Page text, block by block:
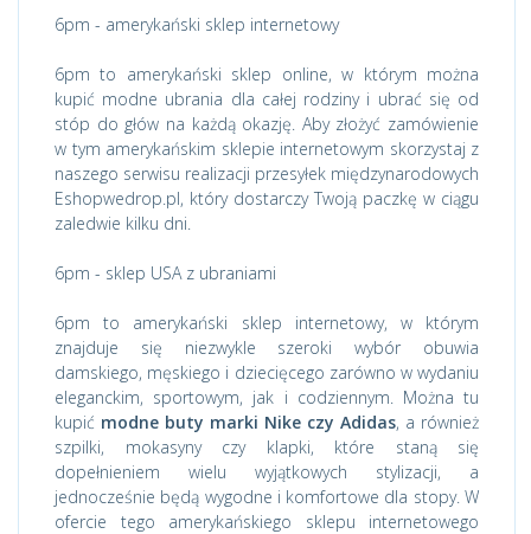
6pm - amerykański sklep internetowy
6pm to amerykański sklep online, w którym można
kupić modne ubrania dla całej rodziny i ubrać się od
stóp do głów na każdą okazję. Aby złożyć zamówienie
w tym amerykańskim sklepie internetowym skorzystaj z
naszego serwisu realizacji przesyłek międzynarodowych
Eshopwedrop.pl, który dostarczy Twoją paczkę w ciągu
zaledwie kilku dni.
6pm - sklep USA z ubraniami
6pm to amerykański sklep internetowy, w którym
znajduje się niezwykle szeroki wybór obuwia
damskiego, męskiego i dziecięcego zarówno w wydaniu
eleganckim, sportowym, jak i codziennym. Można tu
kupić modne buty marki Nike czy Adidas, a również
szpilki, mokasyny czy klapki, które staną się
dopełnieniem wielu wyjątkowych stylizacji, a
jednocześnie będą wygodne i komfortowe dla stopy. W
ofercie tego amerykańskiego sklepu internetowego